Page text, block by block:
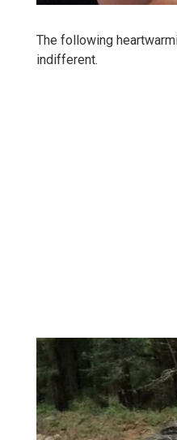
The following
indifferent.